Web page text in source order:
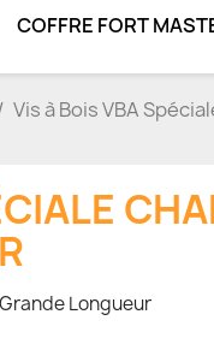
COFFRE FORT
Vis à Bois VBA
Longueur